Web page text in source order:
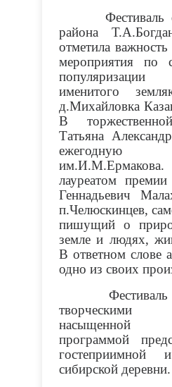
Фестиваль
района
отметила важность
мероприятия по
популяризации
именитого
д.Михайловка
В
Татьяна
лауреатом
Геннадьевич
п.Челюскинцев,
пишущий о
земле и людях,
В ответном слове
одно из своих
Фестиваль с
творческими
насыщенной
программой
гостеприимной
сибирской деревни.